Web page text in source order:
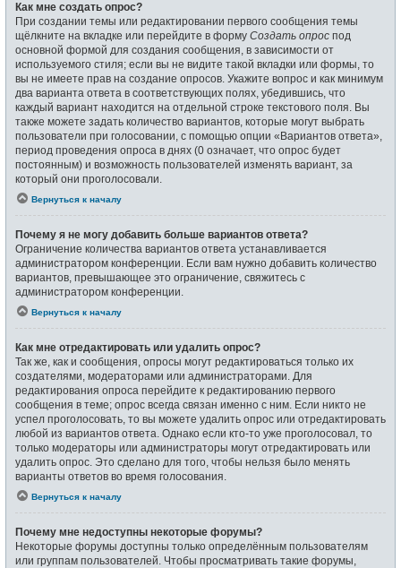
Как мне создать опрос?
При создании темы или редактировании первого сообщения темы
щёлкните на вкладке или перейдите в форму Создать опрос под
основной формой для создания сообщения, в зависимости от
используемого стиля; если вы не видите такой вкладки или формы, то
вы не имеете прав на создание опросов. Укажите вопрос и как минимум
два варианта ответа в соответствующих полях, убедившись, что
каждый вариант находится на отдельной строке текстового поля. Вы
также можете задать количество вариантов, которые могут выбрать
пользователи при голосовании, с помощью опции «Вариантов ответа»,
период проведения опроса в днях (0 означает, что опрос будет
постоянным) и возможность пользователей изменять вариант, за
который они проголосовали.
Вернуться к началу
Почему я не могу добавить больше вариантов ответа?
Ограничение количества вариантов ответа устанавливается
администратором конференции. Если вам нужно добавить количество
вариантов, превышающее это ограничение, свяжитесь с
администратором конференции.
Вернуться к началу
Как мне отредактировать или удалить опрос?
Так же, как и сообщения, опросы могут редактироваться только их
создателями, модераторами или администраторами. Для
редактирования опроса перейдите к редактированию первого
сообщения в теме; опрос всегда связан именно с ним. Если никто не
успел проголосовать, то вы можете удалить опрос или отредактировать
любой из вариантов ответа. Однако если кто-то уже проголосовал, то
только модераторы или администраторы могут отредактировать или
удалить опрос. Это сделано для того, чтобы нельзя было менять
варианты ответов во время голосования.
Вернуться к началу
Почему мне недоступны некоторые форумы?
Некоторые форумы доступны только определённым пользователям
или группам пользователей. Чтобы просматривать такие форумы,